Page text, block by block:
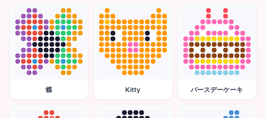
蝶 Kitty バースデーケーキ